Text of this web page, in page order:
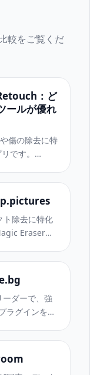
較をご覧くだ
：ど
ールが優れ
傷の除去に特
です。
用できま
較してみま
除去に特化
Eraserは8
違いをご覧
ダーで、強
ラグインを提
化、デザイ
ィターに統